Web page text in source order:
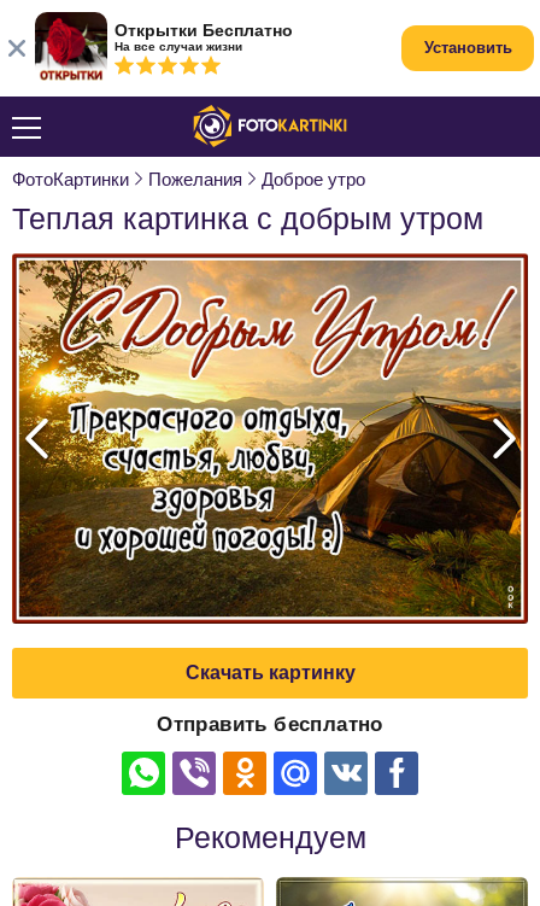
ФотоКартинки Пожелания Доброе утро
Теплая картинка с добрым утром
Скачать картинку
Отправить бесплатно
Рекомендуем
Открытки Бесплатно
На все случаи жизни Установить